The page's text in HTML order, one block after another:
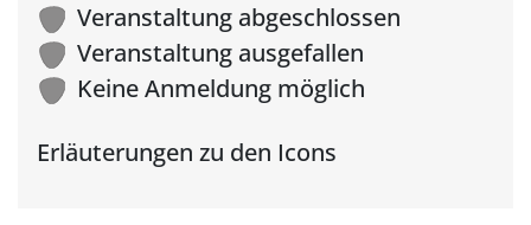
Veranstaltung abgeschlossen
Veranstaltung ausgefallen
Keine Anmeldung möglich
Erläuterungen zu den Icons